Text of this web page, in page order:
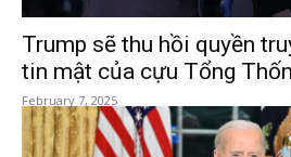
Trump sẽ thu hồi quyền
tin mật của cựu Tổng
February 7, 2025